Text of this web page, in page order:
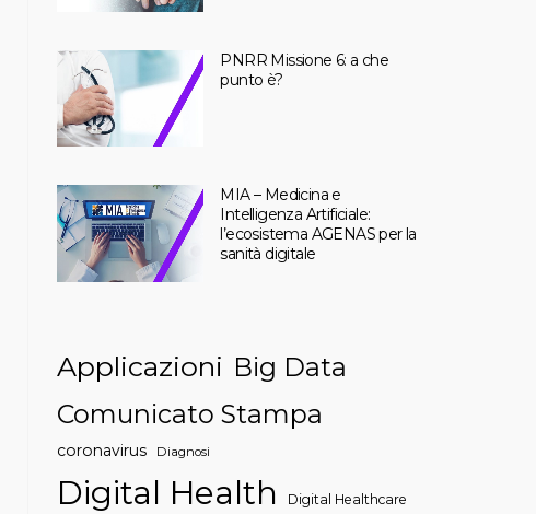
PNRR Missione 6: a che
punto è?
MIA – Medicina e
Intelligenza Artificiale:
l’ecosistema AGENAS per la
sanità digitale
Applicazioni Big Data
Comunicato Stampa
coronavirus Diagnosi
Digital Health Digital Healthcare